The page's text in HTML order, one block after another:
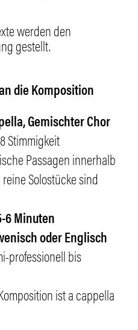
werden den
gestellt.
die Komposition
Gemischter Chor
Stimmigkeit
Passagen innerhalb
Solostücke sind
6 Minuten
oder Englisch
professionell bis
ist a cappella